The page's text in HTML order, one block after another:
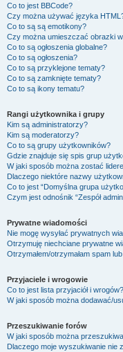
Co to jest BBCode?
Czy można używać języka
Co to są są emotikony?
Czy można umieszczać obrazki
Co to są ogłoszenia globalne?
Co to są ogłoszenia?
Co to są przyklejone tematy?
Co to są zamknięte tematy?
Co to są ikony tematu?
Rangi użytkownika i grupy
Kim są administratorzy?
Kim są moderatorzy?
Co to są grupy użytkowników?
Gdzie znajduje się spis grup
W jaki sposób można zostać
Dlaczego niektóre nazwy
Co to jest “Domyślna grupa
Czym jest odnośnik “Zespół
Prywatne wiadomości
Nie mogę wysyłać prywatnych
Otrzymuję niechciane prywatne
Otrzymałem/otrzymałam spam
Przyjaciele i wrogowie
Co to jest lista przyjaciół i wrogów?
W jaki sposób można dodawać/
Przeszukiwanie forów
W jaki sposób można
Dlaczego moje wyszukiwanie nie